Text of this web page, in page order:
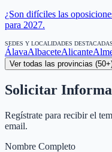
¿Son difíciles las
para 2027.
SEDES Y LOCALIDADES DESTACADAS
ÁlavaAlbaceteAlicante
Ver todas las provincias
Solicitar
Regístrate para recibir el
email.
Nombre Completo